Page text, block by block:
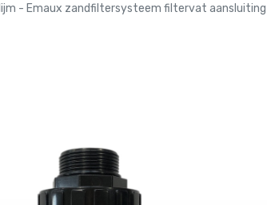
- Emaux zandfiltersysteem filtervat aansluiting